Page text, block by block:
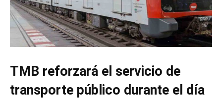
TMB reforzará el servicio de
transporte público durante el día